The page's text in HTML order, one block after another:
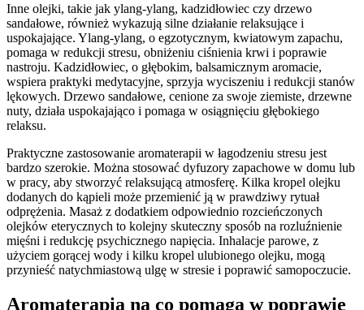
Inne olejki, takie jak ylang-ylang, kadzidłowiec czy drzewo
sandałowe, również wykazują silne działanie relaksujące i
uspokajające. Ylang-ylang, o egzotycznym, kwiatowym zapachu,
pomaga w redukcji stresu, obniżeniu ciśnienia krwi i poprawie
nastroju. Kadzidłowiec, o głębokim, balsamicznym aromacie,
wspiera praktyki medytacyjne, sprzyja wyciszeniu i redukcji stanów
lękowych. Drzewo sandałowe, cenione za swoje ziemiste, drzewne
nuty, działa uspokajająco i pomaga w osiągnięciu głębokiego
relaksu.
Praktyczne zastosowanie aromaterapii w łagodzeniu stresu jest
bardzo szerokie. Można stosować dyfuzory zapachowe w domu lub
w pracy, aby stworzyć relaksującą atmosferę. Kilka kropel olejku
dodanych do kąpieli może przemienić ją w prawdziwy rytuał
odprężenia. Masaż z dodatkiem odpowiednio rozcieńczonych
olejków eterycznych to kolejny skuteczny sposób na rozluźnienie
mięśni i redukcję psychicznego napięcia. Inhalacje parowe, z
użyciem gorącej wody i kilku kropel ulubionego olejku, mogą
przynieść natychmiastową ulgę w stresie i poprawić samopoczucie.
Aromaterapia na co pomaga w poprawie